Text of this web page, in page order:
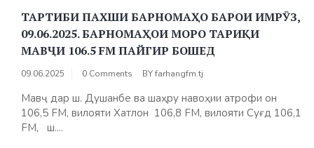
ТАРТИБИ ПАХШИ БАРНОМАҲО БАРОИ ИМРӮЗ,
09.06.2025. БАРНОМАҲОИ МОРО ТАРИҚИ
МАВҶИ 106.5 FM ПАЙГИР БОШЕД
09.06.2025 0 Comments BYfarhangfm.tj
Мавҷ дар ш. Душанбе ва шаҳру навоҳии атрофи он
106,5 FM, вилояти Хатлон 106,8 FМ, вилояти Суғд 106,1
FM, ш....